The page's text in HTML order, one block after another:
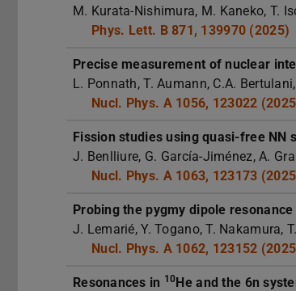
M. Kurata-Nishimura, M. Kaneko, T.
Phys. Lett. B 871, 139970 (2025)
Precise measurement of nuclear
L. Ponnath, T. Aumann, C.A.
Nucl. Phys. A 1056, 123022
Fission studies using quasi-free
J. Benlliure, G. García-Jiménez, A.
Nucl. Phys. A 1063, 123173
Probing the pygmy dipole
J. Lemarié, Y. Togano, T. Nakamura,
Nucl. Phys. A 1062, 123152
Resonances in 10He and the 6n